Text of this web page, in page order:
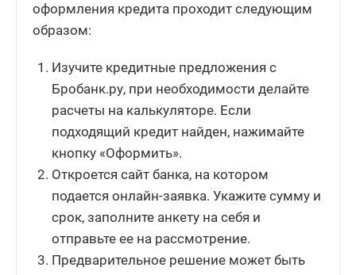
оформления кредита проходит следующим
образом:
Изучите кредитные предложения с
Бробанк.ру, при необходимости делайте
расчеты на калькуляторе. Если
подходящий кредит найден, нажимайте
кнопку «Оформить».
Откроется сайт банка, на котором
подается онлайн-заявка. Укажите сумму и
срок, заполните анкету на себя и
отправьте ее на рассмотрение.
Предварительное решение может быть